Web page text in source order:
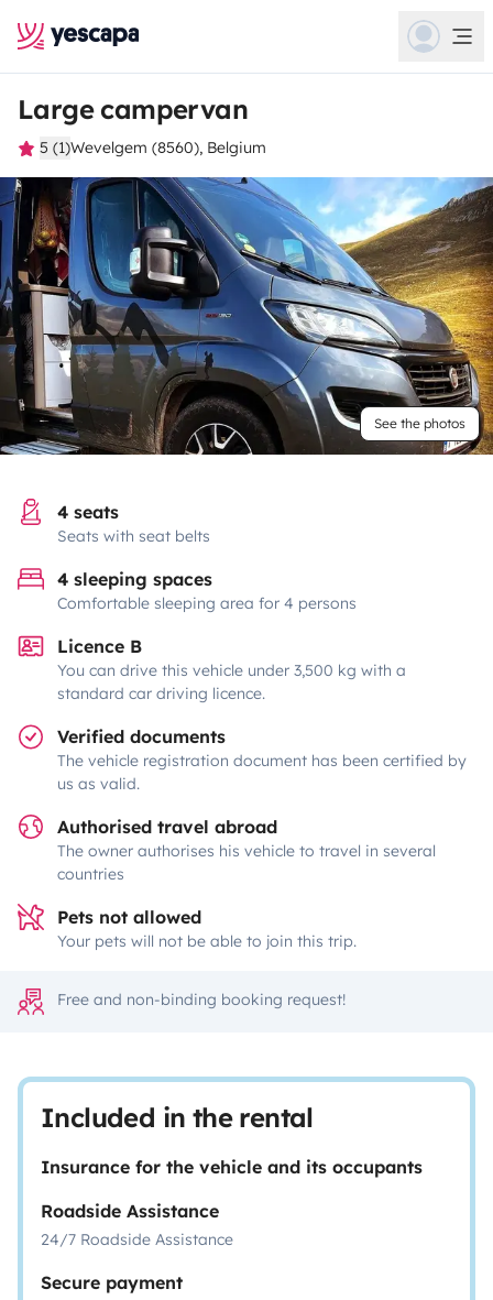
Large campervan
5 (1)Wevelgem (8560), Belgium
See the photos
4 seats
Seats with seat belts
4 sleeping spaces
Comfortable sleeping area for 4 persons
Licence B
You can drive this vehicle under 3,500 kg with a
standard car driving licence.
Verified documents
The vehicle registration document has been certified by
us as valid.
Authorised travel abroad
The owner authorises his vehicle to travel in several
countries
Pets not allowed
Your pets will not be able to join this trip.
Free and non-binding booking request!
Included in the rental
Insurance for the vehicle and its occupants
Roadside Assistance
24/7 Roadside Assistance
Secure payment